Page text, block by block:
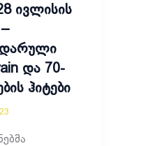
ივლისის
–
და 70-
ჰიტები